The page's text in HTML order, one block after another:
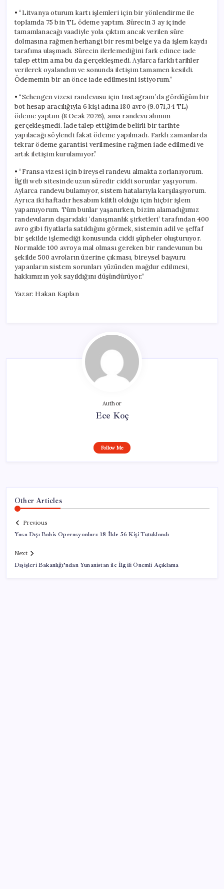
• “Litvanya oturum kartı işlemleri için bir yönlendirme ile
toplamda 75 bin TL ödeme yaptım. Sürecin 3 ay içinde
tamamlanacağı vaadiyle yola çıktım ancak verilen süre
dolmasına rağmen herhangi bir resmi belge ya da işlem kaydı
tarafıma ulaşmadı. Sürecin ilerlemediğini fark edince iade
talep ettim ama bu da gerçekleşmedi. Aylarca farklı tarihler
verilerek oyalandım ve sonunda iletişim tamamen kesildi.
Ödememin bir an önce iade edilmesini istiyorum.”
• “Schengen vizesi randevusu için Instagram’da gördüğüm bir
bot hesap aracılığıyla 6 kişi adına 180 avro (9.071,34 TL)
ödeme yaptım (8 Ocak 2026), ama randevu alımım
gerçekleşmedi. İade talep ettiğimde belirli bir tarihte
yapılacağı söylendi fakat ödeme yapılmadı. Farklı zamanlarda
tekrar ödeme garantisi verilmesine rağmen iade edilmedi ve
artık iletişim kurulamıyor.”
• “Fransa vizesi için bireysel randevu almakta zorlanıyorum.
İlgili web sitesinde uzun süredir ciddi sorunlar yaşıyorum.
Aylarca randevu bulamıyor, sistem hatalarıyla karşılaşıyorum.
Ayrıca iki haftadır hesabım kilitli olduğu için hiçbir işlem
yapamıyorum. Tüm bunlar yaşanırken, bizim alamadığımız
randevuların dışarıdaki ‘danışmanlık şirketleri’ tarafından 400
avro gibi fiyatlarla satıldığını görmek, sistemin adil ve şeffaf
bir şekilde işlemediği konusunda ciddi şüpheler oluşturuyor.
Normalde 100 avroya mal olması gereken bir randevunun bu
şekilde 500 avroların üzerine çıkması, bireysel başvuru
yapanların sistem sorunları yüzünden mağdur edilmesi,
hakkımızın yok sayıldığını düşündürüyor.”
Yazar: Hakan Kaplan
Author
Ece Koç
Follow Me
Other Articles
Previous
Yasa Dışı Bahis Operasyonları: 18 İlde 56 Kişi Tutuklandı
Next
Dışişleri Bakanlığı’ndan Yunanistan ile İlgili Önemli Açıklama